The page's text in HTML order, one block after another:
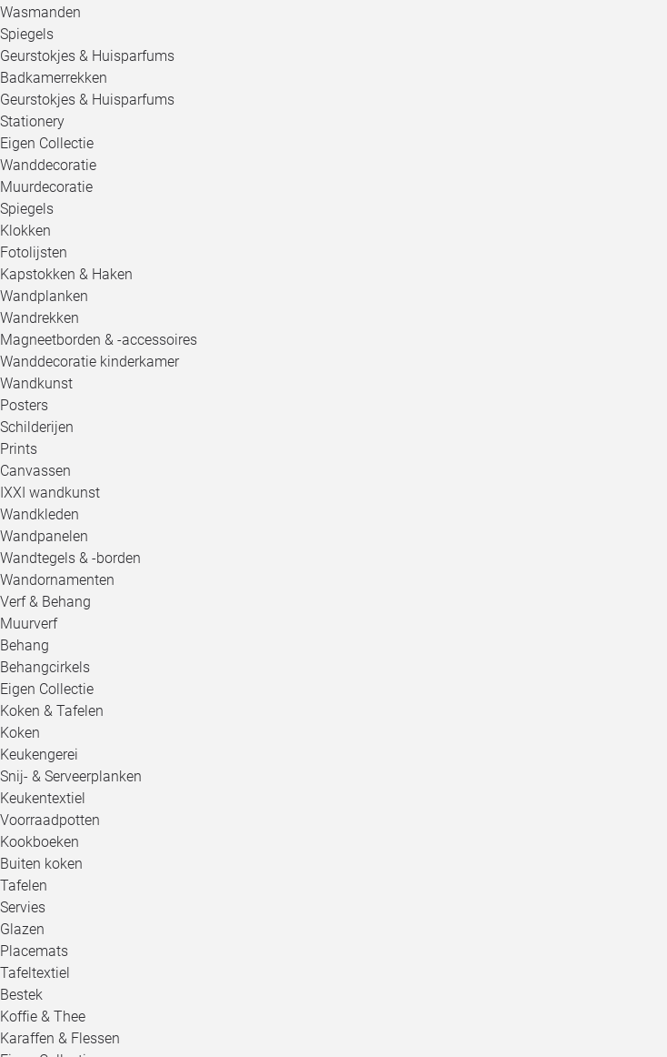
Wasmanden
Spiegels
Geurstokjes & Huisparfums
Badkamerrekken
Geurstokjes & Huisparfums
Stationery
Eigen Collectie
Wanddecoratie
Muurdecoratie
Spiegels
Klokken
Fotolijsten
Kapstokken & Haken
Wandplanken
Wandrekken
Magneetborden & -accessoires
Wanddecoratie kinderkamer
Wandkunst
Posters
Schilderijen
Prints
Canvassen
IXXI wandkunst
Wandkleden
Wandpanelen
Wandtegels & -borden
Wandornamenten
Verf & Behang
Muurverf
Behang
Behangcirkels
Eigen Collectie
Koken & Tafelen
Koken
Keukengerei
Snij- & Serveerplanken
Keukentextiel
Voorraadpotten
Kookboeken
Buiten koken
Tafelen
Servies
Glazen
Placemats
Tafeltextiel
Bestek
Koffie & Thee
Karaffen & Flessen